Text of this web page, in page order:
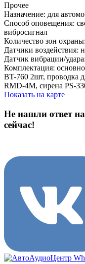
Прочее
Назначение: для
Способ оповещения:
вибросигнал
Количество зон
Датчики воздействия:
Датчик вибрации/
Комплектация:
BT-760 2шт, проводка
RMD-4M, сирена PS-
Показать на карте
Не нашли ответ
сейчас!